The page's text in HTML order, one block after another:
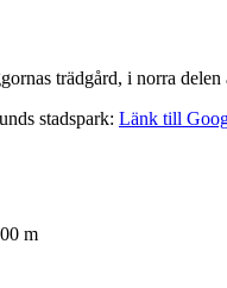
trädgård, i norra
stadspark: Länk till
m